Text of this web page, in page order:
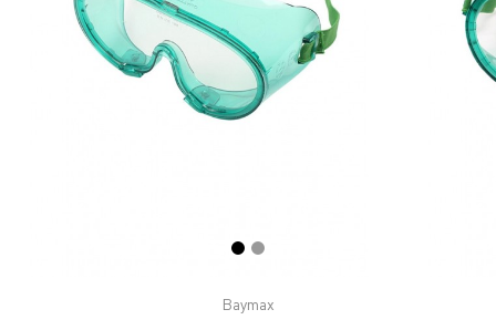
Baymax